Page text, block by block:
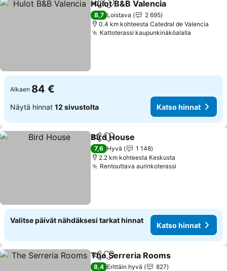
Jaa Lisää suosikkeihin
Hulot B&B Valencia
8,7 Loistava
2 695
0.4 km kohteesta Catedral de Valencia
Kattoterassi kaupunkinäköalalla
Alkaen 84 €
Näytä hinnat 12 sivustolta Katso hinnat
Jaa Lisää suosikkeihin
Bird House
7,6 Hyvä
1 148
2.2 km kohteesta Keskusta
Rentouttava aurinkoterassi
Valitse päivät nähdäksesi tarkat hinnat
Katso hinnat
Jaa Lisää suosikkeihin
The Serreria Rooms
8,4 Erittäin hyvä
827